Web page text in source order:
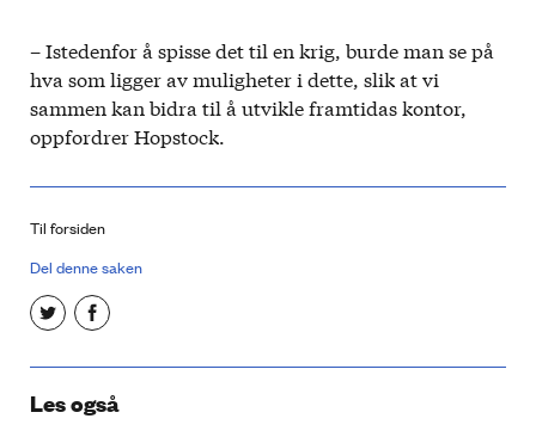
– Istedenfor å spisse det til en krig, burde man se på
hva som ligger av muligheter i dette, slik at vi
sammen kan bidra til å utvikle framtidas kontor,
oppfordrer Hopstock.
Til forsiden
Del denne saken
Les også